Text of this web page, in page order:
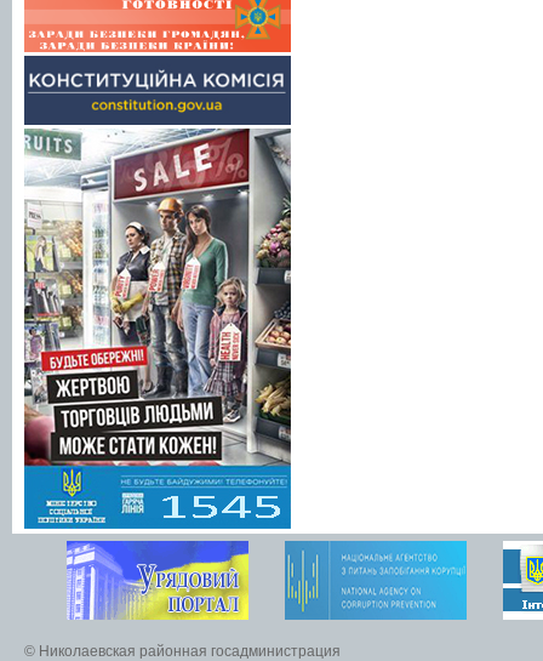
© Николаевская районная госадминистрация